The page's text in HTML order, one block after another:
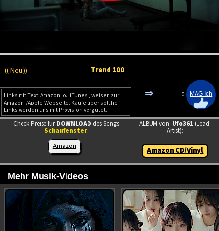
(( Neu )) Trend 100
Links mit Text 'Amazon' o. 'iTunes', weisen zur
Amazon-/Apple-Webseite. Käufe über solche
Links werden uns mit Provision vergütet.
⇒ 0
Check Preise fürDOWNLOAD des Songs
Schaufenster:
Amazon
ALBUM von Ufo361 (Lead-
Artist):
Amazon CD/Vinyl
Mehr Musik-Videos